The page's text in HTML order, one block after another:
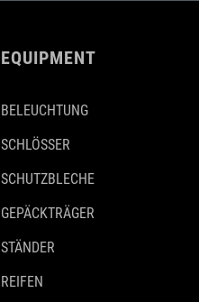
EQUIPMENT
BELEUCHTUNG
SCHLÖSSER
SCHUTZBLECHE
GEPÄCKTRÄGER
STÄNDER
REIFEN